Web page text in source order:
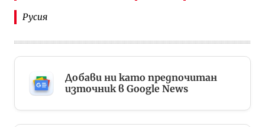
Русия
Добави ни като предпочитан
източник в Google News